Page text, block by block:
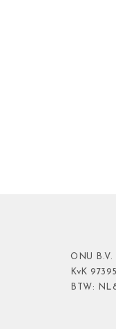
ONU B.V.
KvK
BTW: